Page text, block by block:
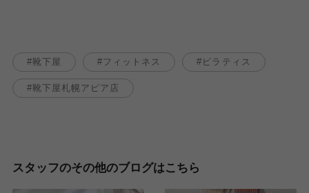
靴下屋 フィットネス ピラティス
靴下屋札幌アピア店
スタッフのその他のブログはこちら